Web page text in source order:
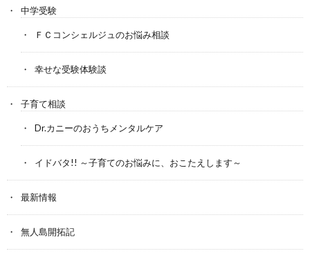
中学受験
ＦＣコンシェルジュのお悩み相談
幸せな受験体験談
子育て相談
Dr.カニーのおうちメンタルケア
イドバタ!! ～子育てのお悩みに、おこたえします～
最新情報
無人島開拓記